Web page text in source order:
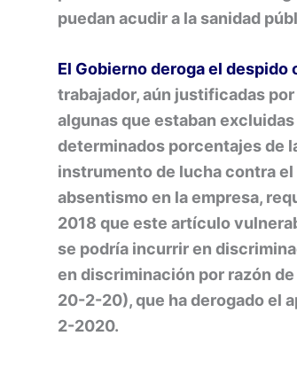
puedan acudir a la sanidad
El Gobierno deroga el despido
trabajador, aún justificadas
algunas que estaban
determinados porcentajes de
instrumento de lucha contra el
absentismo en la empresa,
2018 que este artículo
se podría incurrir en
en discriminación por razón
20-2-20), que ha derogado el
2-2020.